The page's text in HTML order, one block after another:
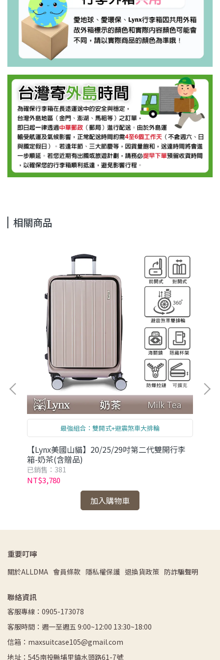
相關商品
最強組合：雙開式+避震煞車大排輪
【Lynx美國山貓】20/25/29吋第二代雙開行李
箱-奶茶(含贈品)
已銷售：381
NT$3,780
加入購物車
重要叮嚀
關於ALLDMA 會員條款 隱私權保護 退換貨政策 防詐騙聲明
聯絡資訊
客服專線：0905-173078
客服時間：週一至週五 9:00~12:00 13:30~18:00
信箱：maxsuitcase105@gmail.com
地址：545南投縣埔里鎮水頭路61-7號